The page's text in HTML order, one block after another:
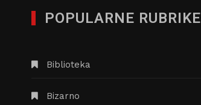
POPULARNE RUBRIKE
Biblioteka
Bizarno